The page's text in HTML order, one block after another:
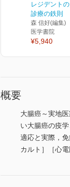
レジデント
診療の鉄則
森 信好(編集)
医学書院
¥5,940
概要
大腸癌～実地
い大腸癌の疫
適応と実際，
カルト］［心